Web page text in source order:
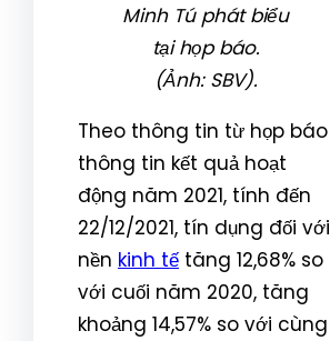
Minh Tú phát biểu
tại họp báo.
(Ảnh: SBV).
Theo thông tin từ họp báo
thông tin kết quả hoạt
động năm 2021, tính đến
22/12/2021, tín dụng đối với
nền kinh tế tăng 12,68% so
với cuối năm 2020, tăng
khoảng 14,57% so với cùng